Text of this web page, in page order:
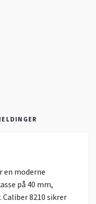
en moderne
på 40 mm,
Caliber 8210 sikrer